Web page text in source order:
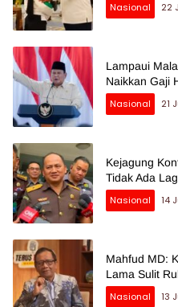
Nasional
22
Lampaui
Naikkan Gaji
Nasional
21
Kejagung
Tidak Ada
Nasional
14
Mahfud MD:
Lama Sulit
Nasional
13